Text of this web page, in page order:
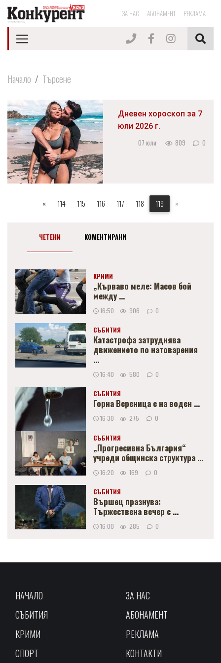
ЗА НАС АБОНАМЕНТ РЕКЛАМА
Начало Търсене
Дневен хороскоп за 7
юли 2026 г.
07 юли 809 0
« 114 115 116 117 118 119 »
ЧЕТЕНИ КОМЕНТИРАНИ
КРИМИ
„Кърваво меле: Масов бой
между ...
16:50 906 0
СЪБИТИЯ
Катастрофа затруднява
движението по натоварения
...
16:40 580 0
СЪБИТИЯ
Горна Вереница е на воден ...
16:30 275 0
СЪБИТИЯ
„Прогресивна България“
учреди общинска структура ...
16:20 169 0
СЪБИТИЯ
Вършец празнува:
Тържествена вечер с ...
16:00 285 0
НАЧАЛО
СЪБИТИЯ
КРИМИ
СПОРТ
ЗА НАС
АБОНАМЕНТ
РЕКЛАМА
КОНТАКТИ